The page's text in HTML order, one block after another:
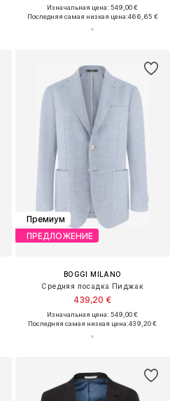
Изначальная цена: 549,00 €
Последняя самая низкая цена:466,65 €
Премиум
ПРЕДЛОЖЕНИЕ
BOGGI MILANO
Средняя посадка Пиджак
439,20 €
Изначальная цена: 549,00 €
Последняя самая низкая цена:439,20 €